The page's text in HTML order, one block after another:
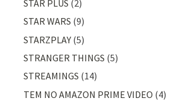
STAR PLUS (2)
STAR WARS (9)
STARZPLAY (5)
STRANGER THINGS (5)
STREAMINGS (14)
TEM NO AMAZON PRIME VIDEO (4)